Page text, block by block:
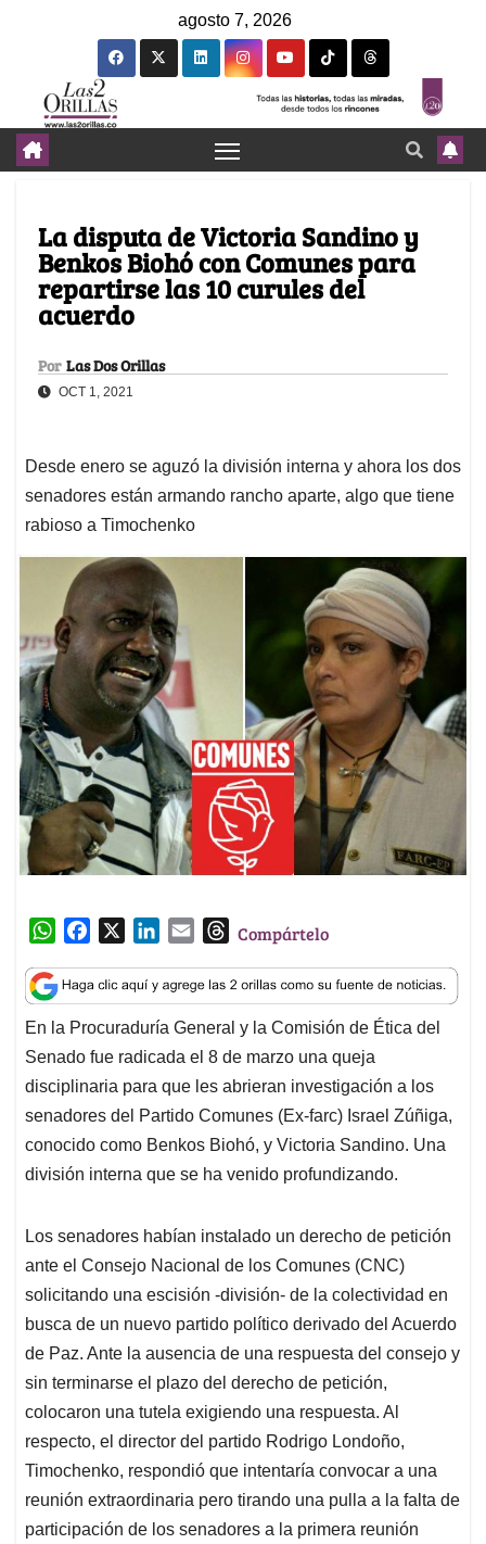
agosto 7, 2026
La disputa de Victoria Sandino y
Benkos Biohó con Comunes para
repartirse las 10 curules del
acuerdo
Por Las Dos Orillas
OCT 1, 2021
Desde enero se aguzó la división interna y ahora los dos
senadores están armando rancho aparte, algo que tiene
rabioso a Timochenko
W
a
t
s
A
p
p
c
e
b
o
o
k
n
k
e
d
I
n
a
i
l
T
r
e
a
d
s
Compártelo
En la Procuraduría General y la Comisión de Ética del
Senado fue radicada el 8 de marzo una queja
disciplinaria para que les abrieran investigación a los
senadores del Partido Comunes (Ex-farc) Israel Zúñiga,
conocido como Benkos Biohó, y Victoria Sandino. Una
división interna que se ha venido profundizando.
Los senadores habían instalado un derecho de petición
ante el Consejo Nacional de los Comunes (CNC)
solicitando una escisión -división- de la colectividad en
busca de un nuevo partido político derivado del Acuerdo
de Paz. Ante la ausencia de una respuesta del consejo y
sin terminarse el plazo del derecho de petición,
colocaron una tutela exigiendo una respuesta. Al
respecto, el director del partido Rodrigo Londoño,
Timochenko, respondió que intentaría convocar a una
reunión extraordinaria pero tirando una pulla a la falta de
participación de los senadores a la primera reunión